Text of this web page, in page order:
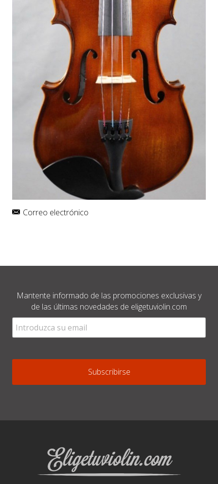
Correo electrónico
Mantente informado de las promociones exclusivas y
de las últimas novedades de eligetuviolin.com